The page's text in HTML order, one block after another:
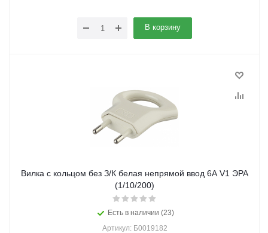
В корзину
Вилка с кольцом без З/К белая непрямой ввод 6А V1 ЭРА
(1/10/200)
Есть в наличии (23)
Артикул: Б0019182